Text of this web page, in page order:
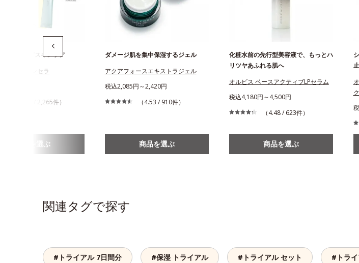
めの“飲む”スキンケア
ディフェンセラ
（4.43 / 2,265件）
商品を選ぶ
ダメージ肌を集中保湿するジェル
アクアフォースエキストラジェル
税込2,085円～2,420円
（4.53 / 910件）
商品を選ぶ
化粧水前の先行型美容液で、もっとハ
リツヤあふれる肌へ
オルビス ベースアクティブLPセラム
税込4,180円～4,500円
（4.48 / 623件）
商品を選ぶ
関連タグで探す
#トライアル 7日間分 #保湿 トライアル #トライアル セット #トラ